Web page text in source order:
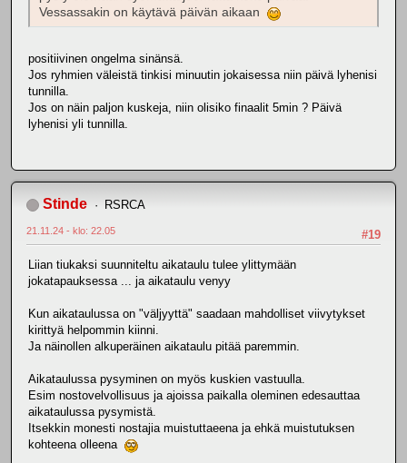
Vessassakin on käytävä päivän aikaan
positiivinen ongelma sinänsä.
Jos ryhmien väleistä tinkisi minuutin jokaisessa niin päivä lyhenisi
tunnilla.
Jos on näin paljon kuskeja, niin olisiko finaalit 5min ? Päivä
lyhenisi yli tunnilla.
Stinde RSRCA
#19
21.11.24 - klo: 22.05
Liian tiukaksi suunniteltu aikataulu tulee ylittymään
jokatapauksessa ... ja aikataulu venyy
Kun aikataulussa on "väljyyttä" saadaan mahdolliset viivytykset
kirittyä helpommin kiinni.
Ja näinollen alkuperäinen aikataulu pitää paremmin.
Aikataulussa pysyminen on myös kuskien vastuulla.
Esim nostovelvollisuus ja ajoissa paikalla oleminen edesauttaa
aikataulussa pysymistä.
Itsekkin monesti nostajia muistuttaeena ja ehkä muistutuksen
kohteena olleena